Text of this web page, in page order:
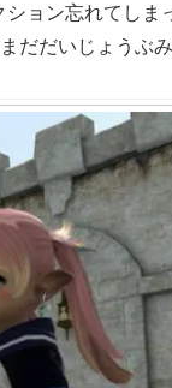
ョン忘れてしま
だだいじょうぶ